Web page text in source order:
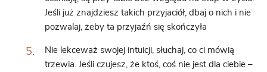
Jeśli już znajdziesz takich przyjaciół, dbaj o nich i nie
pozwalaj, żeby ta przyjaźń się skończyła
Nie lekceważ swojej intuicji, słuchaj, co ci mówią
trzewia. Jeśli czujesz, że ktoś, coś nie jest dla ciebie –